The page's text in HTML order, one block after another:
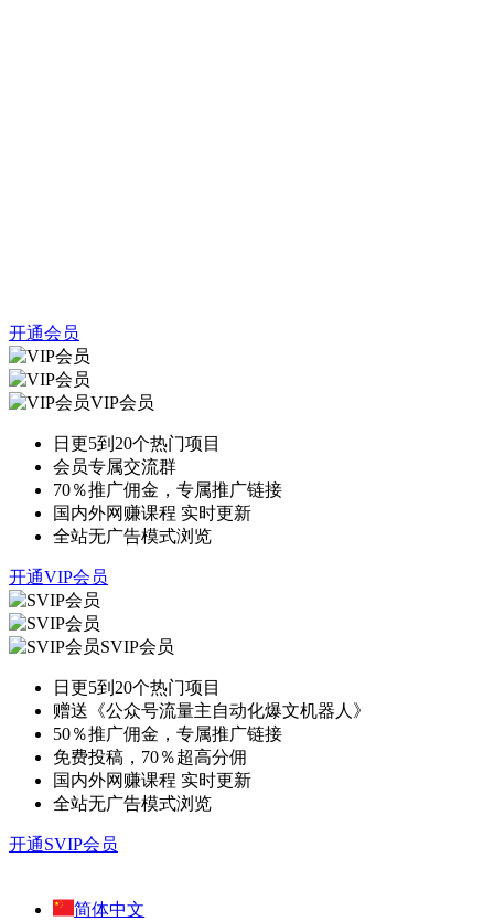
开通会员
VIP会员
日更5到20个热门项目
会员专属交流群
70％推广佣金，专属推广链接
国内外网赚课程 实时更新
全站无广告模式浏览
开通VIP会员
SVIP会员
日更5到20个热门项目
赠送《公众号流量主自动化爆文机器人》
50％推广佣金，专属推广链接
免费投稿，70％超高分佣
国内外网赚课程 实时更新
全站无广告模式浏览
开通SVIP会员
简体中文